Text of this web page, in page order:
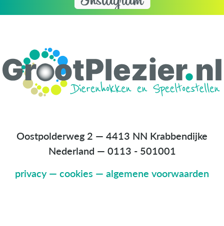
Oostpolderweg 2 — 4413 NN Krabbendijke
Nederland — 0113 - 501001
privacy— cookies — algemene voorwaarden